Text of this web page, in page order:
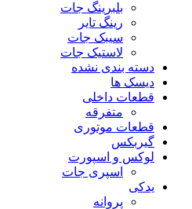
بلبرینگ جات
رینگ تایر
سیبک جات
لاستیک جات
دسته بندی نشده
دیسک ها
قطعات داخلی
متفرقه
قطعات موتوری
گیربکس
لوکس و اسپورت
اسپری جات
یدکی
پروانه